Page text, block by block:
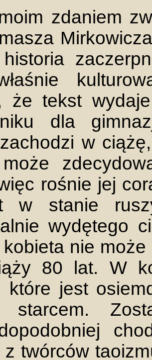
zdaniem
że tekst
dla
w
rośnie jej
w stanie
wydętego
kobieta nie
80 lat. W
które jest
starcem.
z twórców